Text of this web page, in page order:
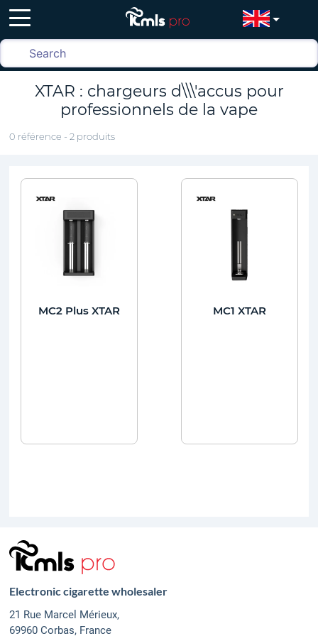
XTAR : chargeurs d\\\'accus pour
professionnels de la vape
0 référence - 2 produits
MC2 Plus XTAR MC1 XTAR
Electronic cigarette wholesaler
21 Rue Marcel Mérieux,
69960 Corbas, France